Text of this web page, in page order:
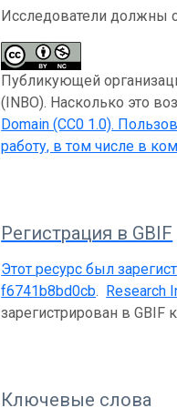
Исследователи должны
Публикующей
(INBO). Насколько это
Domain (CC0 1.0).
работу, в том числе в
Регистрация в GBIF
Этот ресурс был
f6741b8bd0cb. Research
зарегистрирован в
Ключевые слова